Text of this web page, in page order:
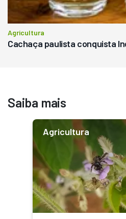
Agricultura
Cachaça paulista conquista
Saiba mais
Agricultura